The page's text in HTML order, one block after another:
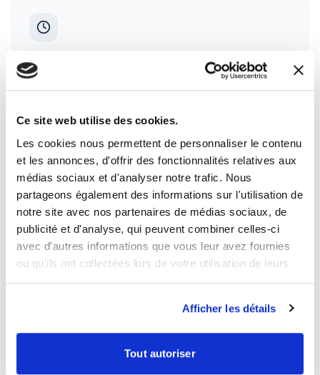
Ce site web utilise des cookies.
Les cookies nous permettent de personnaliser le contenu
et les annonces, d'offrir des fonctionnalités relatives aux
médias sociaux et d'analyser notre trafic. Nous
partageons également des informations sur l'utilisation de
notre site avec nos partenaires de médias sociaux, de
publicité et d'analyse, qui peuvent combiner celles-ci
avec d'autres informations que vous leur avez fournies
ou qu'ils ont collectées lors de votre utilisation de leurs
services.
Afficher les détails
Tout autoriser
1 jour, 1 semaine, 1 mois… Choisissez les missions qui s'adaptent à
Partout en France
Des cabinets en ville, en zone rurale, ou en zone sous-dotée — à
remplacement claires dès le départ.